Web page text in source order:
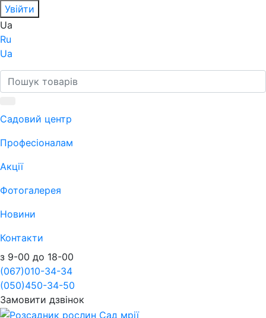
Увійти
Ua
Ru
Ua
Садовий центр
Професіоналам
Акції
Фотогалерея
Новини
Контакти
з 9-00 до 18-00
(067)010-34-34
(050)450-34-50
Замовити дзвінок